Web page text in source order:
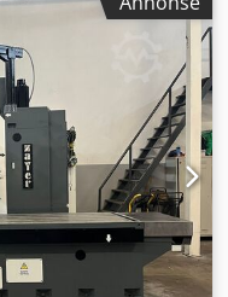
SHW Uniforce 5 - UFZ 5
- MBM maskin
(X-akse) / X-akse
(Y-akse) / Y-akse
akse) / Z-akse
600 x 320
Turtallsområde /
x,y,z: 10,
Vekt ca.: 1200 kg
av maskinen er
og maskinbeskrivelse